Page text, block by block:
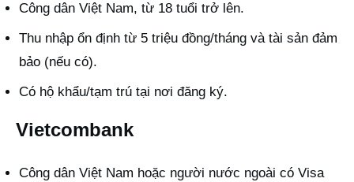
Công dân Việt Nam, từ 18 tuổi trở lên.
Thu nhập ổn định từ 5 triệu đồng/tháng và tài sản đảm
bảo (nếu có).
Có hộ khẩu/tạm trú tại nơi đăng ký.
Vietcombank
Công dân Việt Nam hoặc người nước ngoài có Visa